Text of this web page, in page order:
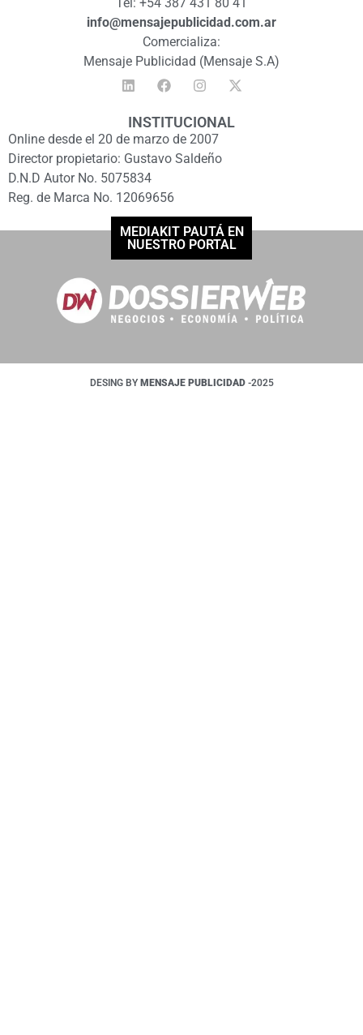
Tel: +54 387 431 80 41
info@mensajepublicidad.com.ar
Comercializa:
Mensaje Publicidad (Mensaje S.A)
INSTITUCIONAL
Online desde el 20 de marzo de 2007
Director propietario: Gustavo Saldeño
D.N.D Autor No. 5075834
Reg. de Marca No. 12069656
MEDIAKIT PAUTÁ EN
NUESTRO PORTAL
DESING BY MENSAJE PUBLICIDAD -2025